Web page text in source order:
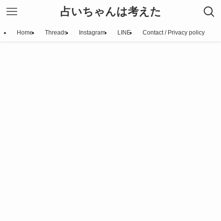
占いちゃんは考えた
Home Threads Instagram LINE Contact / Privacy policy